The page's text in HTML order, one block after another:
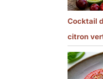
Cocktail
citron